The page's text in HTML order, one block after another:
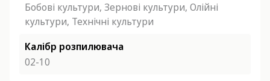
Бобові культури, Зернові культури, Олійні
культури, Технічні культури
Калібр розпилювача
02-10